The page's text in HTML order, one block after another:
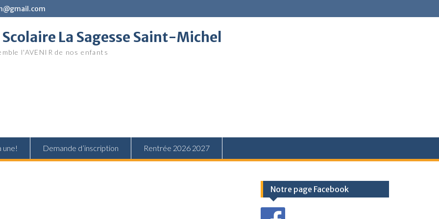
La Sagesse Saint-Michel
l'AVENIR de nos enfants
une! Demande d’inscription Rentrée 2026 2027
Notre page Facebook